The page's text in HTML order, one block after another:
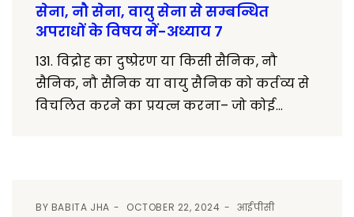
सेना, नौ सेना, वायु सेना से सम्बन्धित
अपराधों के विषय में-अध्याय 7
131. विद्रोह का दुष्प्रेरण या किसी सैनिक, नौ
सैनिक, नौ सैनिक या वायु सैनिक को कर्तव्य से
विचलित करने का प्रयत्न करना– जो कोई...
BY BABITA JHA OCTOBER 22, 2024 आईपीसी